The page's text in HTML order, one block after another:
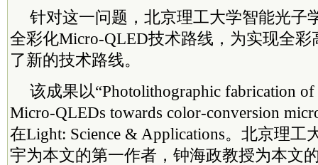
针对这一问题，北京理工大学智能光子
全彩化Micro-QLED技术路线，为实现全彩
了新的技术路线。
该成果以“Photolithographic fabrication
Micro-QLEDs towards color-conversion
在Light: Science & Applications。北京理工
宇为本文的第一作者，钟海政教授为本文